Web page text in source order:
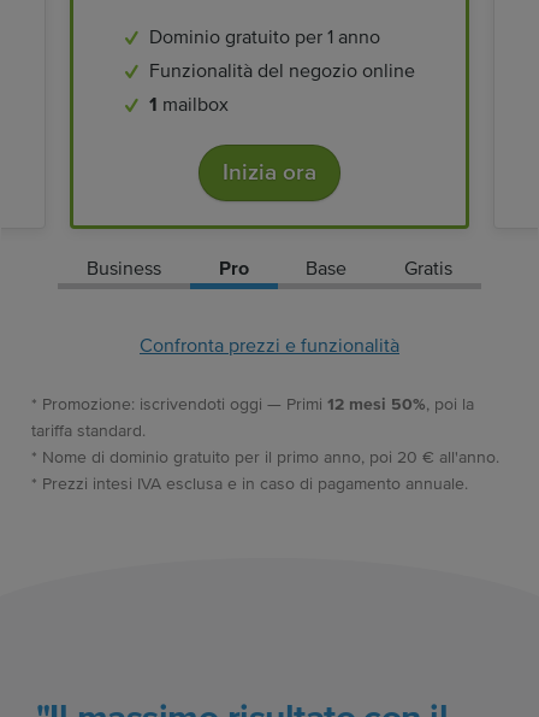
Dominio gratuito per 1 anno
Funzionalità del negozio online
1 mailbox
Inizia ora
Business Pro Base Gratis
Confronta prezzi e funzionalità
* Promozione: iscrivendoti oggi — Primi 12 mesi 50%, poi la
tariffa standard.
* Nome di dominio gratuito per il primo anno, poi 20 € all'anno.
* Prezzi intesi IVA esclusa e in caso di pagamento annuale.